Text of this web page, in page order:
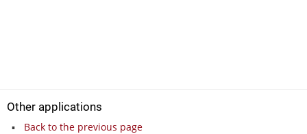
Other applications
Back to the previous page